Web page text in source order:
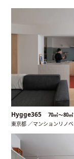
Hygge365 70㎡〜80㎡
東京都 ／マンションリノ